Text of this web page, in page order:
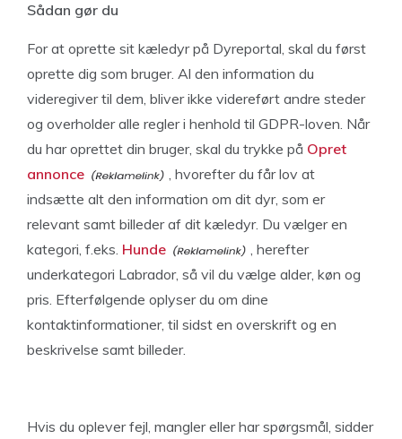
Sådan gør du
For at oprette sit kæledyr på Dyreportal, skal du først
oprette dig som bruger. Al den information du
videregiver til dem, bliver ikke videreført andre steder
og overholder alle regler i henhold til GDPR-loven. Når
du har oprettet din bruger, skal du trykke på Opret
annonce
, hvorefter du får lov at
indsætte alt den information om dit dyr, som er
relevant samt billeder af dit kæledyr. Du vælger en
kategori, f.eks. Hunde
, herefter
underkategori Labrador, så vil du vælge alder, køn og
pris. Efterfølgende oplyser du om dine
kontaktinformationer, til sidst en overskrift og en
beskrivelse samt billeder.
Hvis du oplever fejl, mangler eller har spørgsmål, sidder